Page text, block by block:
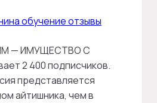
— ИМУЩЕСТВО С
2 400 подписчиков.
представляется
айтишника, чем в